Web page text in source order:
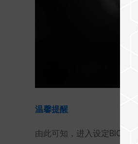
温馨提醒
由此可知，进入设定BIOS